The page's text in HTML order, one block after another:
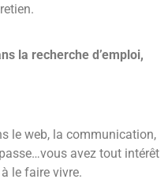
la recherche d’emploi,
le web, la communication,
avez tout intérêt
le faire vivre.